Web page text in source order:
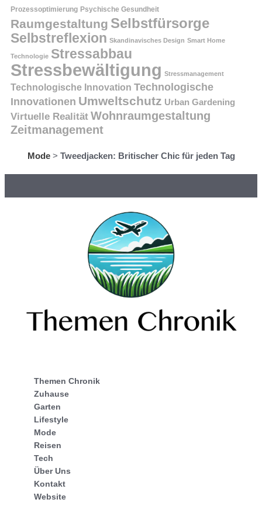
Prozessoptimierung Psychische Gesundheit
Raumgestaltung Selbstfürsorge
Selbstreflexion Skandinavisches Design Smart Home
Technologie Stressabbau
Stressbewältigung Stressmanagement
Technologische Innovation Technologische
Innovationen Umweltschutz Urban Gardening
Virtuelle Realität Wohnraumgestaltung
Zeitmanagement
Mode> Tweedjacken: Britischer Chic für jeden Tag
Themen Chronik
Zuhause
Garten
Lifestyle
Mode
Reisen
Tech
Über Uns
Kontakt
Website